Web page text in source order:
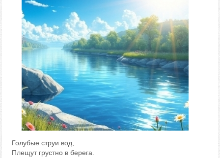
Голубые струи вод,
Плещут грустно в берега.